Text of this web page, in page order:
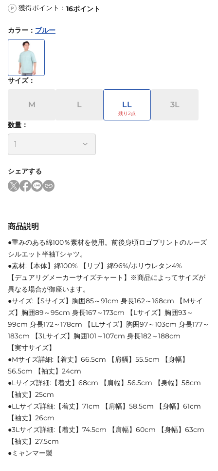
P 獲得ポイント： 16ポイント
カラー ： ブルー
サイズ：
M L LL 3L
数量：
シェアする
商品説明
●重みのある綿100％素材を使用。前後身頃ロゴプリントのルーズ
シルエット半袖Tシャツ。
●素材:【本体】綿100% 【リブ】綿96%/ポリウレタン4%
【デュアリグメーカーサイズチャート】※商品によってサイズが
異なる場合が御座います。
●サイズ:【Sサイズ】胸囲85～91cm 身長162～168cm 【Mサイ
ズ】胸囲89～95cm 身長167～173cm 【Lサイズ】胸囲93～
99cm 身長172～178cm 【LLサイズ】胸囲97～103cm 身長177～
183cm 【3Lサイズ】胸囲101～107cm 身長182～188cm
【実寸サイズ】
●Mサイズ詳細:【着丈】66.5cm 【肩幅】55.5cm 【身幅】
56.5cm 【袖丈】24cm
●Lサイズ詳細:【着丈】68cm 【肩幅】56.5cm 【身幅】58cm
【袖丈】25cm
●LLサイズ詳細:【着丈】71cm 【肩幅】58.5cm 【身幅】61cm
【袖丈】26cm
●3Lサイズ詳細:【着丈】74.5cm 【肩幅】60cm 【身幅】63cm
【袖丈】27.5cm
●ミャンマー製